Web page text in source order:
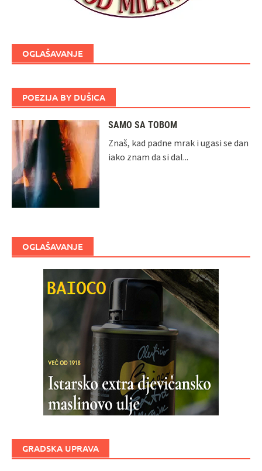
OGLAŠAVANJE
POEZIJA BY DUŠICA
SAMO SA TOBOM
Znaš, kad padne mrak i ugasi se dan
iako znam da si dal...
OGLAŠAVANJE
GRADSKA UPRAVA